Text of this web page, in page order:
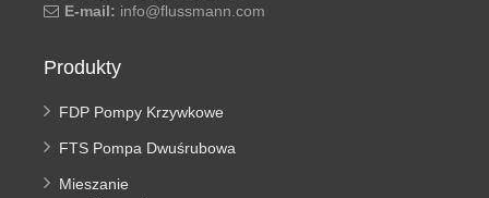
E-mail: info@flussmann.com
Produkty
FDP Pompy Krzywkowe
FTS Pompa Dwuśrubowa
Mieszanie